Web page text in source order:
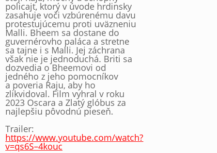
policajt, ktorý v úvode hrdinsky
zasahuje voči vzbúrenému davu
protestujúcemu proti uväzneniu
Malli. Bheem sa dostane do
guvernérovho paláca a stretne
sa tajne i s Malli. Jej záchrana
však nie je jednoduchá. Briti sa
dozvedia o Bheemovi od
jedného z jeho pomocníkov
a poveria Raju, aby ho
zlikvidoval. Film vyhral v roku
2023 Oscara a Zlatý glóbus za
najlepšiu pôvodnú pieseň.
Trailer:
https://www.youtube.com/watch?
v=qs6S–4kouc